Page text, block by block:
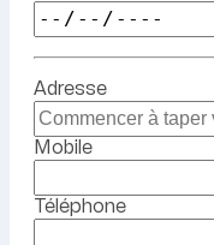
Adresse
Mobile
Téléphone